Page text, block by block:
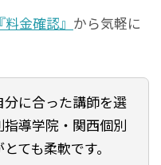
金確認』 から気軽に
に合った講師を選
導学院・関西個別
ても柔軟です。